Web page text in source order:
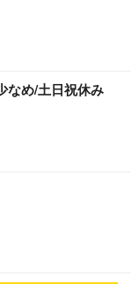
なめ/土日祝休み